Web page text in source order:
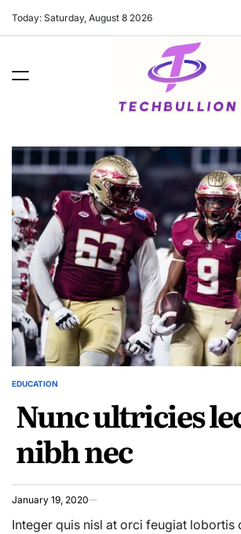
Today: Saturday, August 8 2026
POSTED
EDUCATION
Nunc ultricies
nibh nec
January 19, 2020
Integer quis nisl at orci feugiat lobortis